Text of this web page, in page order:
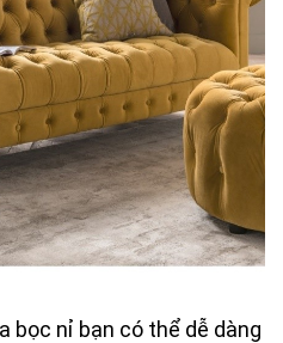
bọc nỉ bạn có thể dễ dàng